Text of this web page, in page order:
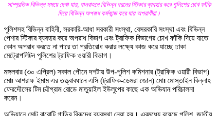
সাম্প্রতিক বিভিন্ন সময়ে দেখা যায়, যানবাহনে বিভিন্ন ধরনের স্টিকার ব্যবহার করে পুলিশের চোখ ফাঁকি
দিয়ে বিভিন্ন অপরাধ কর্মকান্ড করে যায় অপরাধীরা।
পুলিশসহ বিভিন্ন বাহিনী, সরকারি-আধা সরকারী সংস্থা, বেসরকারি সংস্থা এবং বিভিন্ন
পেশার স্টিকার ব্যবহার করে অপরাধ বিভাগ এবং ট্রাফিক বিভাগের চোখ ফাঁকি দিয়ে যাতে
কোন অপরাধ করতে না পারে তা প্রতিরোধ করার লক্ষ্যে কাজ করে যাচ্ছে ঢাকা
মেট্রোপলিটন পুলিশের ট্রাফিক ওয়ারী বিভাগ।
মঙ্গলবার (৩০ এপ্রিল) সকাল পৌনে দশটায় উপ-পুলিশ কমিশনার (ট্রাফিক ওয়ারী বিভাগ)
মোঃ আশরাফ ইমাম এর তত্ত্বাবধানে এসি (ট্রাফিক-ডেমরা জোন) মোঃ মোস্তাইন বিল্লাহ
ফেরদৌসের টিম চট্টগ্রাম রোডে মাতুয়াইল ইউলুপের কাছে এক অভিযান পরিচালনা
করেন।
অভিযানে মোট বারোটি গাড়ির বিরুদ্ধে ব্যবস্থা নেয়া হয়। এরমধ্যে রয়েছে পুলিশ, জাতীয়